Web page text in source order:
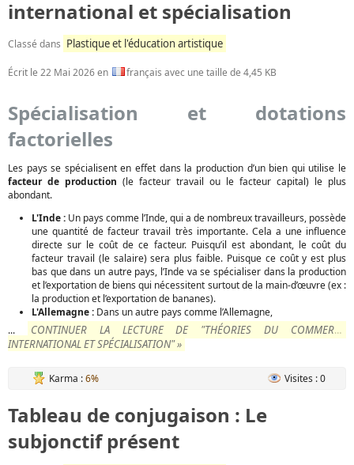
international et spécialisation
Classé dans Plastique et l'éducation artistique
Écrit le 22 Mai 2026en français avec une taille de 4,45 KB
Spécialisation et dotations
factorielles
Les pays se spécialisent en effet dans la production d’un bien qui utilise le
facteur de production (le facteur travail ou le facteur capital) le plus
abondant.
L'Inde : Un pays comme l’Inde, qui a de nombreux travailleurs, possède
une quantité de facteur travail très importante. Cela a une influence
directe sur le coût de ce facteur. Puisqu’il est abondant, le coût du
facteur travail (le salaire) sera plus faible. Puisque ce coût y est plus
bas que dans un autre pays, l’Inde va se spécialiser dans la production
et l’exportation de biens qui nécessitent surtout de la main-d’œuvre (ex :
la production et l’exportation de bananes).
L'Allemagne : Dans un autre pays comme l’Allemagne,
...
CONTINUER LA LECTURE DE "THÉORIES DU COMMERCE
INTERNATIONAL ET SPÉCIALISATION" »
Karma :6% Visites : 0
Tableau de conjugaison : Le
subjonctif présent